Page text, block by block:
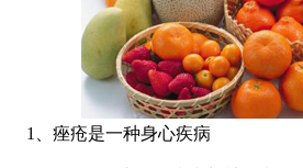
1、痤疮是一种身心疾病